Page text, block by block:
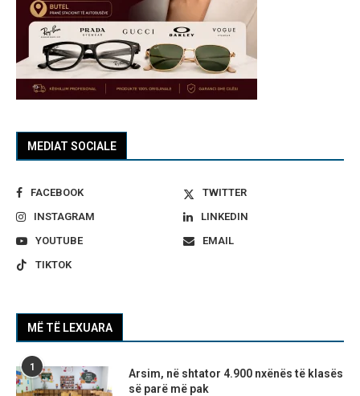
MEDIAT SOCIALE
FACEBOOK
TWITTER
INSTAGRAM
LINKEDIN
YOUTUBE
EMAIL
TIKTOK
MË TË LEXUARA
1
Arsim, në shtator 4.900 nxënës të klasës
së parë më pak